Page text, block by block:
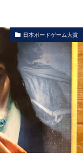
日本ボードゲーム大賞